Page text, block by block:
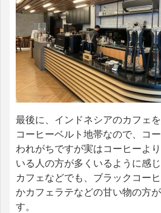
最後に、インドネシアのカフェを
コーヒーベルト地帯なので、コ
われがちですが実はコーヒーよ
いる人の方が多くいるように感じ
カフェなどでも、ブラックコー
かカフェラテなどの甘い物の方
す。